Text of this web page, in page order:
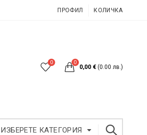
ПРОФИЛ КОЛИЧКА
0 0
0,00 € (0.00 лв.)
ИЗБЕРЕТЕ КАТЕГОРИЯ